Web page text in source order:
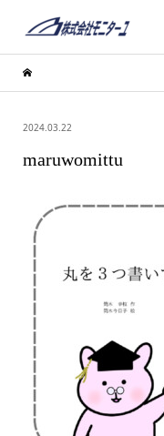
2024.03.22
maruwomittu